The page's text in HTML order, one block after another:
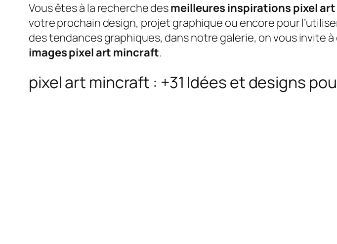
Vous êtes à la recherche desmeilleures inspirations pixel
votre prochain design, projet graphique ou encore pour
des tendances graphiques, dans notre galerie, on vous invite
images pixel art mincraft.
pixel art mincraft : +31 Idées et designs